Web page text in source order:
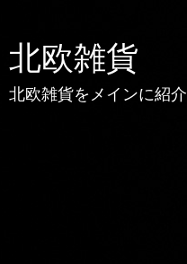
北欧雑貨
北欧雑貨をメインに紹介